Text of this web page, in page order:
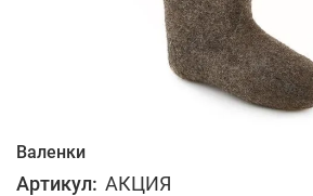
Валенки
Артикул: АКЦИЯ